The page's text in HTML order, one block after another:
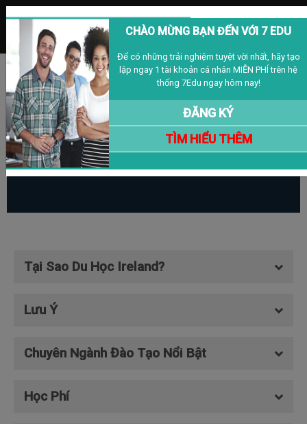
MENU
VIỆT NAM
Đăng nhập Đăng ký
Ireland
Tại Sao Du Học Ireland?
Lưu Ý
Chuyên Ngành Đào Tạo Nổi Bật
Học Phí
CHÀO MỪNG BẠN ĐẾN VỚI 7 EDU
Để có những trải nghiệm tuyệt vời nhất, hãy tạo
lập ngay 1 tài khoản cá nhân MIỄN PHÍ trên hệ
thống 7Edu ngay hôm nay!
ĐĂNG KÝ
TÌM HIỂU THÊM